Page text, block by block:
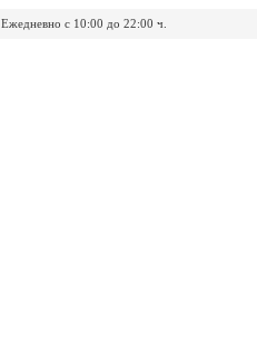
Ежедневно с 10:00 до 22:00 ч.